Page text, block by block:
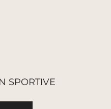
SPORTIVE